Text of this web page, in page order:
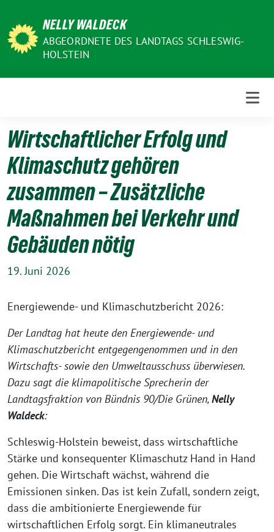
zum
Inhalt
NELLY WALDECK
ABGEORDNETE DES LANDTAGS SCHLESWIG-
HOLSTEIN
Wirtschaftlicher Erfolg und
Klimaschutz gehören
zusammen – Zusätzliche
Maßnahmen bei Verkehr und
Gebäuden nötig
19. Juni 2026
Energiewende- und Klimaschutzbericht 2026:
Der Landtag hat heute den Energiewende- und
Klimaschutzbericht entgegengenommen und in den
Wirtschafts- sowie den Umweltausschuss überwiesen.
Dazu sagt die klimapolitische Sprecherin der
Landtagsfraktion von Bündnis 90/Die Grünen,Nelly
Waldeck:
Schleswig-Holstein beweist, dass wirtschaftliche
Stärke und konsequenter Klimaschutz Hand in Hand
gehen. Die Wirtschaft wächst, während die
Emissionen sinken. Das ist kein Zufall, sondern zeigt,
dass die ambitionierte Energiewende für
wirtschaftlichen Erfolg sorgt. Ein klimaneutrales